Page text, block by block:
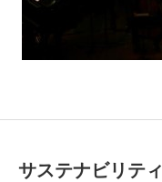
サステナビリティ